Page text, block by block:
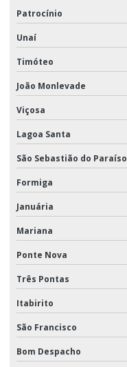
Patrocínio
Unaí
Timóteo
João Monlevade
Viçosa
Lagoa Santa
São Sebastião do Paraíso
Formiga
Januária
Mariana
Ponte Nova
Três Pontas
Itabirito
São Francisco
Bom Despacho